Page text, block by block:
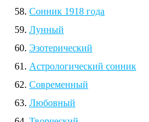
Сонник 1918 года
Лунный
Эзотерический
Астрологический сонник
Современный
Любовный